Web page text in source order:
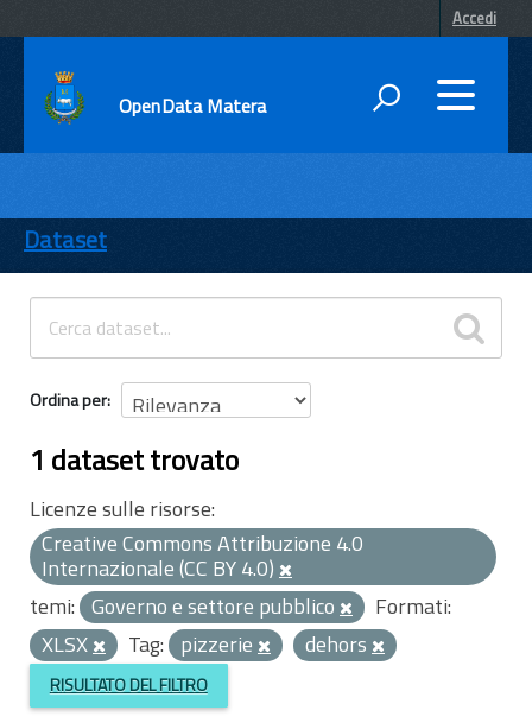
Accedi
OpenData Matera
ENTI
TEMI
INFORMAZIONI
Dataset
Ordina per
1 dataset trovato
Licenze sulle risorse:
Creative Commons Attribuzione 4.0
Internazionale (CC BY 4.0)
temi: Governo e settore pubblico
Formati:
XLSX
Tag: pizzerie dehors
RISULTATO DEL FILTRO